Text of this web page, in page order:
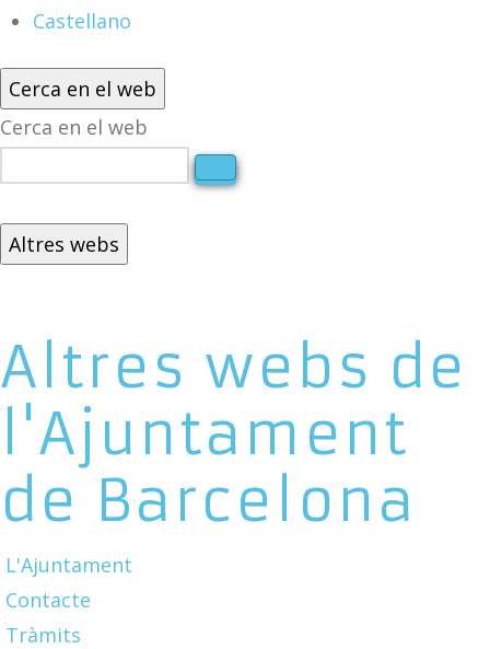
Castellano
Cerca en el web
Cerca en el web
Altres webs
Altres webs de
l'Ajuntament
de Barcelona
L'Ajuntament
Contacte
Tràmits